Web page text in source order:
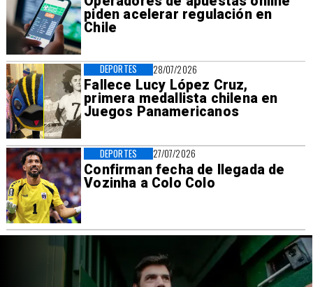
piden acelerar regulación en
Chile
28/07/2026
Fallece Lucy López Cruz,
primera medallista chilena en
Juegos Panamericanos
DEPORTES
27/07/2026
Confirman fecha de llegada de
Vozinha a Colo Colo
DEPORTES